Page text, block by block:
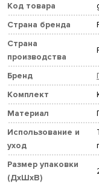
Код товара
Страна бренда
Страна
производства
Бренд
Комплект
Материал
Использование и
уход
Размер упаковки
(ДхШхВ)